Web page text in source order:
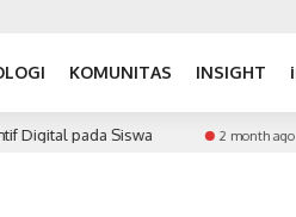
KOMUNITAS INSIGHT
pada Siswa 2 month ago